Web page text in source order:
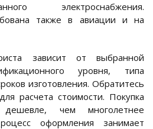
электроснабжения.
также в авиации и на
зависит от выбранной
уровня, типа
изготовления. Обратитесь
расчета стоимости. Покупка
чем многолетнее
оформления занимает